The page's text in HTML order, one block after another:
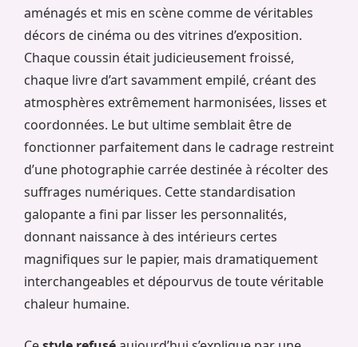
aménagés et mis en scène comme de véritables
décors de cinéma ou des vitrines d’exposition.
Chaque coussin était judicieusement froissé,
chaque livre d’art savamment empilé, créant des
atmosphères extrêmement harmonisées, lisses et
coordonnées. Le but ultime semblait être de
fonctionner parfaitement dans le cadrage restreint
d’une photographie carrée destinée à récolter des
suffrages numériques. Cette standardisation
galopante a fini par lisser les personnalités,
donnant naissance à des intérieurs certes
magnifiques sur le papier, mais dramatiquement
interchangeables et dépourvus de toute véritable
chaleur humaine.